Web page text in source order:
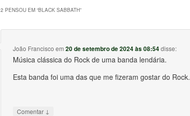
2 PENSOU EM “BLACK SABBATH”
João Francisco em20 de setembro de 2024 às 08:54disse:
Música clássica do Rock de uma banda lendária.
Esta banda foi uma das que me fizeram gostar do Rock.
Comentar ↓